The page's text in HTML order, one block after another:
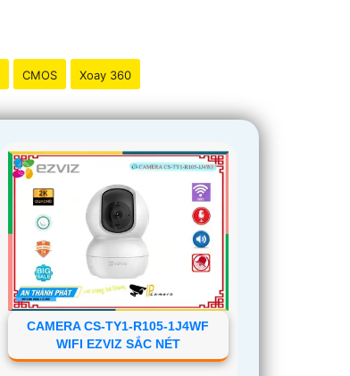
CMOS Xoay 360
CAMERA CS-TY1-R105-1J4WF
WIFI EZVIZ SẮC NÉT